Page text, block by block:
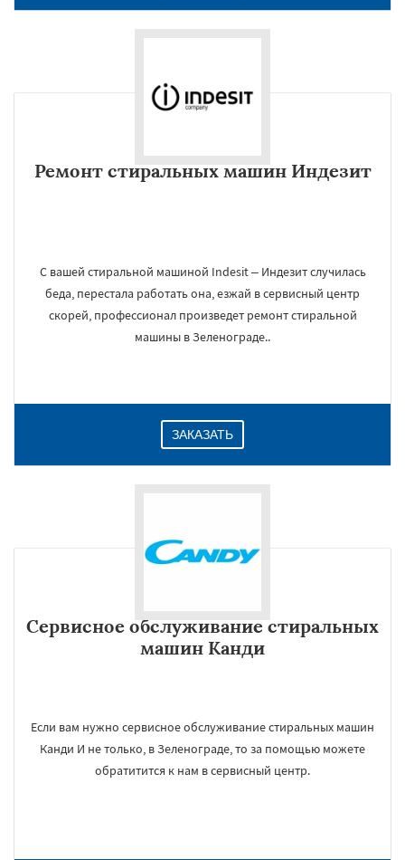
Ремонт стиральных машин Индезит
С вашей стиральной машиной Indesit – Индезит случилась
беда, перестала работать она, езжай в сервисный центр
скорей, профессионал произведет ремонт стиральной
машины в Зеленограде..
ЗАКАЗАТЬ
Сервисное обслуживание стиральных
машин Канди
Если вам нужно сервисное обслуживание стиральных машин
Канди И не только, в Зеленограде, то за помощью можете
обратитится к нам в сервисный центр.